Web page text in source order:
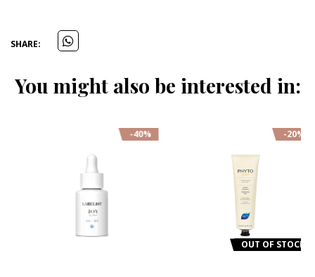
SHARE:
You might also be interested in:
-40% -20%
OUT OF STOCK